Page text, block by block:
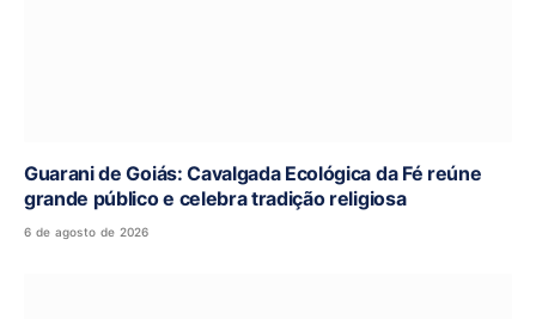
Guarani de Goiás: Cavalgada Ecológica da Fé reúne
grande público e celebra tradição religiosa
6 de agosto de 2026